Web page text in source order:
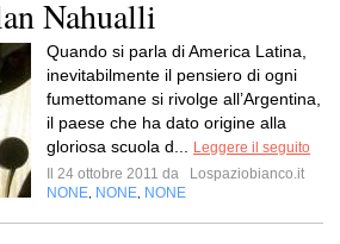
Nahualli
Quando si parla di America Latina,
inevitabilmente il pensiero di ogni
fumettomane si rivolge all’Argentina,
il paese che ha dato origine alla
gloriosa scuola d...
Leggere il seguito
Il 24 ottobre 2011 da
Lospaziobianco.it
NONE NONE NONE